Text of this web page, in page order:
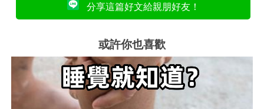
分享這篇好文給親朋好友！
或許你也喜歡